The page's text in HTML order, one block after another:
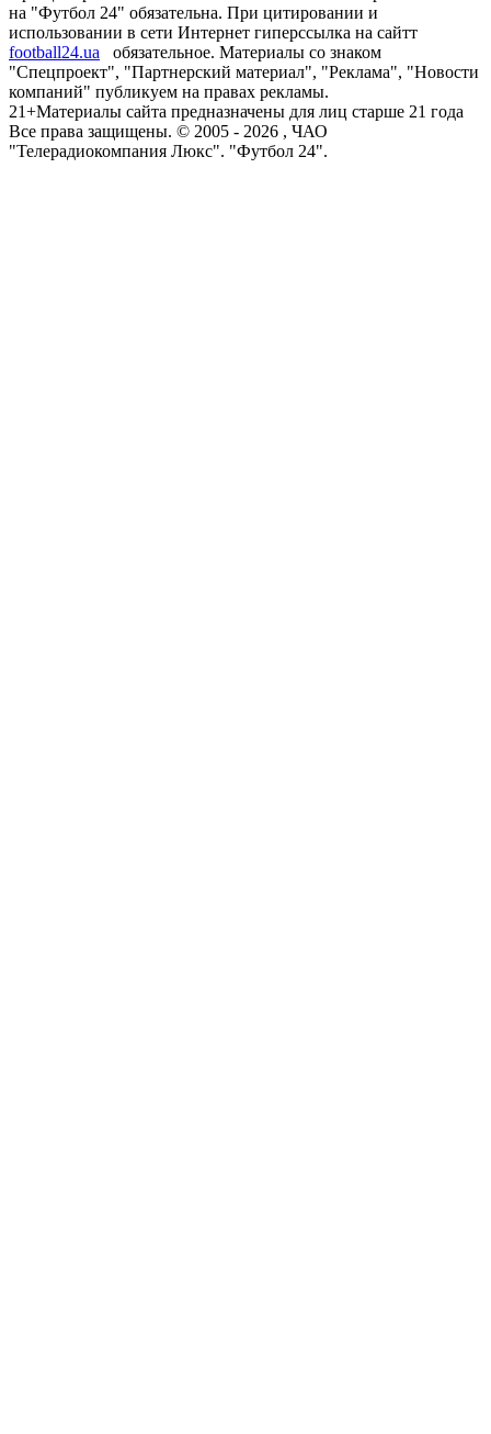
на "Футбол 24" обязательна. При цитировании и
использовании в сети Интернет гиперссылка на сайтт
football24.ua
обязательное. Материалы со знаком
"Спецпроект", "Партнерский материал", "Реклама", "Новости
компаний" публикуем на правах рекламы.
21+Материалы сайта предназначены для лиц старше 21 года
Все права защищены. © 2005 - 2026 , ЧАО
"Телерадиокомпания Люкс". "Футбол 24".